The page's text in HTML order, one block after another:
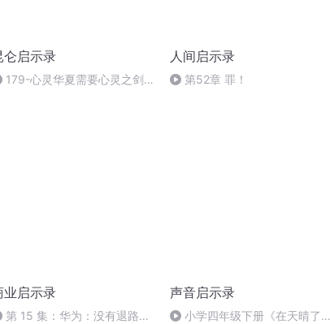
仑启示录
179-心灵华夏需要心灵之剑
人间启示录
第52章 罪！
业启示录
第 15 集：华为：没有退路，
声音启示录
小学四年级下册《在天晴了的